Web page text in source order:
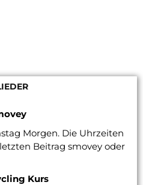
Morgen. Die Uhrzeiten
Beitrag smovey oder
Kurs